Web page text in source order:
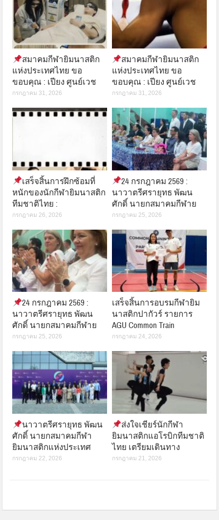
สมาคมกีฬายิมนาสติก
แห่งประเทศไทย ขอ
ขอบคุณ : เปียง ศูนย์เวช
กรกฎาคม 31, 2026
สมาคมกีฬายิมนาสติก
แห่งประเทศไทย ขอ
ขอบคุณ : เปียง ศูนย์เวช
กรกฎาคม 31, 2026
เสร็จสิ้นการฝึกซ้อมที่
หนักของนักกีฬายิมนาสติก
ทีมชาติไทย :
กรกฎาคม 26, 2026
24 กรกฎาคม 2569 :
นาวาตรีศรายุทธ พัฒน
ศักดิ์ นายกสมาคมกีฬาย
กรกฎาคม 25, 2026
24 กรกฎาคม 2569 :
นาวาตรีศรายุทธ พัฒน
ศักดิ์ นายกสมาคมกีฬาย
กรกฎาคม 25, 2026
เสร็จสิ้นการอบรมกีฬายิม
นาสติกปากัวร์ รายการ
AGU Common Train
กรกฎาคม 24, 2026
นาวาตรีศรายุทธ พัฒน
ศักดิ์ นายกสมาคมกีฬา
ยิมนาสติกแห่งประเทศ
กรกฎาคม 22, 2026
ส่งใจเชียร์นักกีฬา
ยิมนาสติกแอโรบิกทีมชาติ
ไทย เตรียมเดินทาง
กรกฎาคม 21, 2026